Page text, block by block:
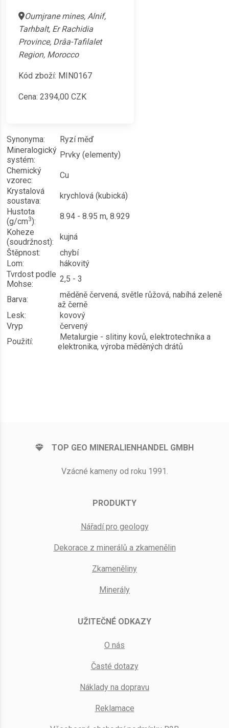
Oumjrane mines, Alnif,
Tarhbalt, Er Rachidia
Province, Drâa-Tafilalet
Region, Morocco
Kód zboží: MIN0167
Cena: 2394,00 CZK
Synonyma:
Ryzí měď
Mineralogický
systém:
Prvky (elementy)
Chemický
vzorec:
Cu
Krystalová
soustava:
krychlová (kubická)
Hustota
(g/cm3):
8.94 - 8.95 m, 8.929
Koheze
(soudržnost):
kujná
Štěpnost:
chybí
Lom:
hákovitý
Tvrdost podle
Mohse:
2,5 - 3
Barva:
měděně červená, světle růžová, nabíhá zeleně
až černě
Lesk:
kovový
Vryp
červený
Použití:
Metalurgie - slitiny kovů, elektrotechnika a
elektronika, výroba měděných drátů
TOP GEO MINERALIENHANDEL GMBH
Vzácné kameny od roku 1991.
PRODUKTY
Nářadí pro geology
Dekorace z minerálů a zkamenělin
Zkameněliny
Minerály
UŽITEČNÉ ODKAZY
O nás
Časté dotazy
Náklady na dopravu
Reklamace